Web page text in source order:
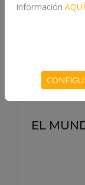
EL
información AQUÍ